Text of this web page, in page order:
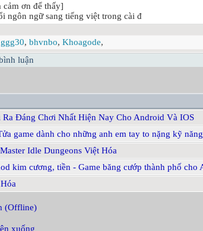
ơn để thấy]
ngôn ngữ sang tiếng việt trong cài đ
, bhvnbo, Khoagode,
luận
Đáng Chơi Nhất Hiện Nay Cho Android Và IOS
game dành cho những anh em tay to nặng kỹ
Idle Dungeons Việt Hóa
kim cương, tiền - Game băng cướp thành phố cho
(Offline)
xuống